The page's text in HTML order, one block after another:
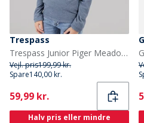
Trespass
Trespass Junior Piger Meadows Halv Lynlås Fleece Navy / Pink Logo
Vejl. pris199,99 kr.
Spare140,00 kr.
Current
59,99 kr.
Halv pris eller mindre